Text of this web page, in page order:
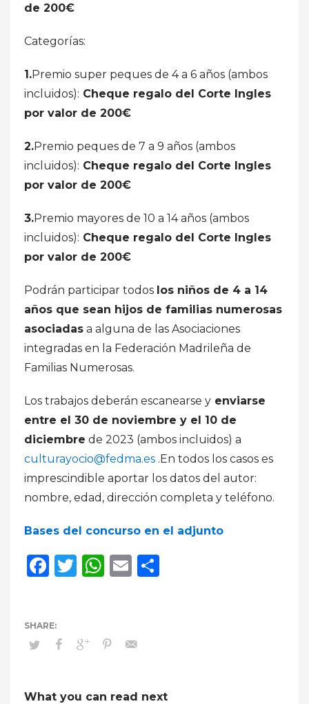
de 200€
Categorías:
1.Premio super peques de 4 a 6 años (ambos
incluidos): Cheque regalo del Corte Ingles
por valor de 200€
2.Premio peques de 7 a 9 años (ambos
incluidos): Cheque regalo del Corte Ingles
por valor de 200€
3.Premio mayores de 10 a 14 años (ambos
incluidos): Cheque regalo del Corte Ingles
por valor de 200€
Podrán participar todos los niños de 4 a 14
años que sean hijos de familias numerosas
asociadas a alguna de las Asociaciones
integradas en la Federación Madrileña de
Familias Numerosas.
Los trabajos deberán escanearse y enviarse
entre el 30 de noviembre y el 10 de
diciembre de 2023 (ambos incluidos) a
culturayocio@fedma.es .En todos los casos es
imprescindible aportar los datos del autor:
nombre, edad, dirección completa y teléfono.
Bases del concurso en el adjunto
Facebook
Twitter
WhatsApp
Email
What you can read next